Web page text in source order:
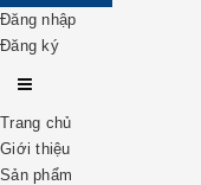
Đăng nhập
Đăng ký
Trang chủ
Giới thiệu
Sản phẩm